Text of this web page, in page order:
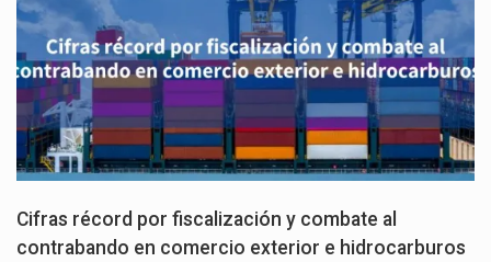
Cifras récord por fiscalización y combate al
contrabando en comercio exterior e hidrocarburos